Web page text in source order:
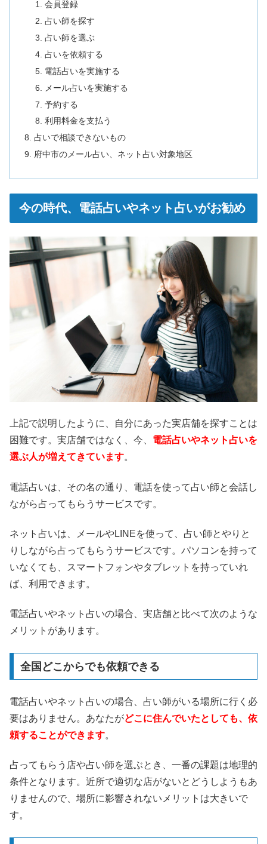
会員登録
占い師を探す
占い師を選ぶ
占いを依頼する
電話占いを実施する
メール占いを実施する
予約する
利用料金を支払う
占いで相談できないもの
府中市のメール占い、ネット占い対象地区
今の時代、電話占いやネット占いがお勧め
上記で説明したように、自分にあった実店舗を探すことは
困難です。実店舗ではなく、今、 電話占いやネット占いを
選ぶ人が増えてきています。
電話占いは、その名の通り、電話を使って占い師と会話し
ながら占ってもらうサービスです。
ネット占いは、メールやLINEを使って、占い師とやりと
りしながら占ってもらうサービスです。パソコンを持って
いなくても、スマートフォンやタブレットを持っていれ
ば、利用できます。
電話占いやネット占いの場合、実店舗と比べて次のような
メリットがあります。
全国どこからでも依頼できる
電話占いやネット占いの場合、占い師がいる場所に行く必
要はありません。あなたがどこに住んでいたとしても、依
頼することができます。
占ってもらう店や占い師を選ぶとき、一番の課題は地理的
条件となります。近所で適切な店がないとどうしようもあ
りませんので、場所に影響されないメリットは大きいで
す。